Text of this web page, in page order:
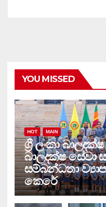
YOU MISSED
HOT MAIN
ශ්‍රී ලංකා
බාලදක්ෂ සේවා
සම්බන්ධතා
කෙරේ